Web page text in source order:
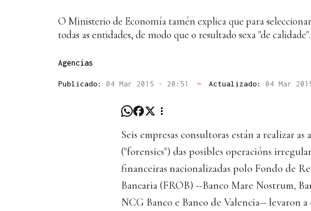
O Ministerio de Economía tamén explica que para
todas as entidades, de modo que o resultado sexa "de calidade".
Agencias
Publicado: 04 Mar 2015 - 20:51 — Actualizado: 04 Mar
Seis empresas consultoras están a realizar as
("forensics") das posibles operacións
financeiras nacionalizadas polo Fondo de
Bancaria (FROB) --Banco Mare Nostrum,
NCG Banco e Banco de Valencia-- levaron a